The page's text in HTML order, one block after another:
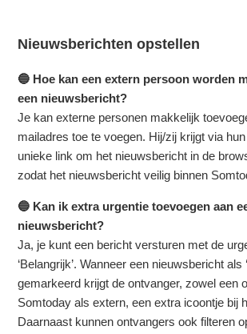
Nieuwsberichten opstellen
🔵 Hoe kan een extern persoon worden
een nieuwsbericht?
Je kan externe personen makkelijk
mailadres toe te voegen. Hij/zij krijgt via
unieke link om het nieuwsbericht in de
zodat het nieuwsbericht veilig binnen
🔵 Kan ik extra urgentie toevoegen aan
nieuwsbericht?
Ja, je kunt een bericht versturen met de
‘Belangrijk’. Wanneer een nieuwsbericht als
gemarkeerd krijgt de ontvanger, zowel een
Somtoday als extern, een extra icoontje bij
Daarnaast kunnen ontvangers ook filteren